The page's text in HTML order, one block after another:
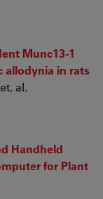
Munc13-1
allodynia in rats
al.
Handheld
for Plant